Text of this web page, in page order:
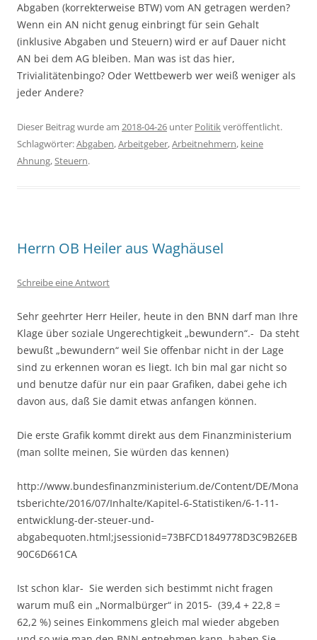
Abgaben (korrekterweise BTW) vom AN getragen werden?
Wenn ein AN nicht genug einbringt für sein Gehalt
(inklusive Abgaben und Steuern) wird er auf Dauer nicht
AN bei dem AG bleiben. Man was ist das hier,
Trivialitätenbingo? Oder Wettbewerb wer weiß weniger als
jeder Andere?
Dieser Beitrag wurde am 2018-04-26 unter Politikveröffentlicht.
Schlagwörter:Abgaben,Arbeitgeber,Arbeitnehmern, keine
Ahnung,Steuern.
Herrn OB Heiler aus Waghäusel
Schreibe eine Antwort
Sehr geehrter Herr Heiler, heute in den BNN darf man Ihre
Klage über soziale Ungerechtigkeit „bewundern“.- Da steht
bewußt „bewundern“ weil Sie offenbar nicht in der Lage
sind zu erkennen woran es liegt. Ich bin mal gar nicht so
und benutze dafür nur ein paar Grafiken, dabei gehe ich
davon aus, daß Sie damit etwas anfangen können.
Die erste Grafik kommt direkt aus dem Finanzministerium
(man sollte meinen, Sie würden das kennen)
http://www.bundesfinanzministerium.de/Content/DE/Mona
tsberichte/2016/07/Inhalte/Kapitel-6-Statistiken/6-1-11-
entwicklung-der-steuer-und-
abgabequoten.html;jsessionid=73BFCD1849778D3C9B26EB
90C6D661CA
Ist schon klar- Sie werden sich bestimmt nicht fragen
warum muß ein „Normalbürger“ in 2015- (39,4 + 22,8 =
62,2 %) seines Einkommens gleich mal wieder abgeben